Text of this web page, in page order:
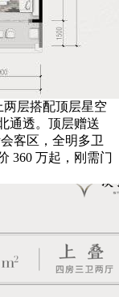
两层搭配顶层星空
通透。顶层赠送
客区，全明多卫
360 万起，刚需门